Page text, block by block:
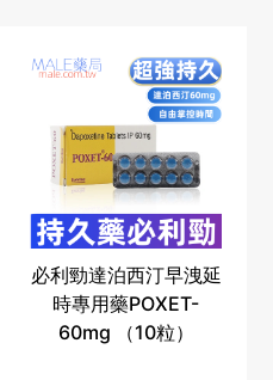
必利勁達泊西汀早洩延
時專用藥POXET-
60mg （10粒）